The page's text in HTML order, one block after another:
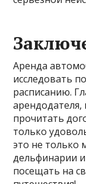
Аренда
исследовать
расписанию.
прочитать
только
это не только
дельфинарии
посещать на